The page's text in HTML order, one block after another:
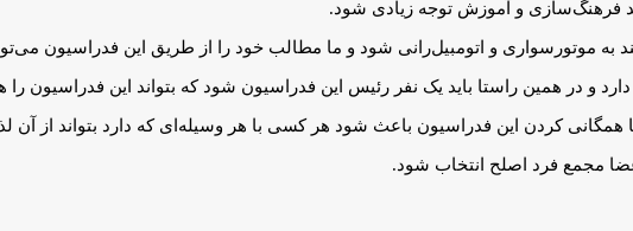
فرهنگ‌سازی و آموزش توجه زيادی شود.
به موتورسواری و اتومبیل‌رانی شود و ما مطالب خود را از طریق این فدراسيون
و‌ در همین راستا باید یک‌ نفر رئیس این فدراسیون شود که بتواند این فدراسیون را
کردن این‌ فدراسیون‌ باعث شود هر کسی با هر وسیله‌ای که دارد بتواند از آن
مجمع فرد اصلح انتخاب شود.